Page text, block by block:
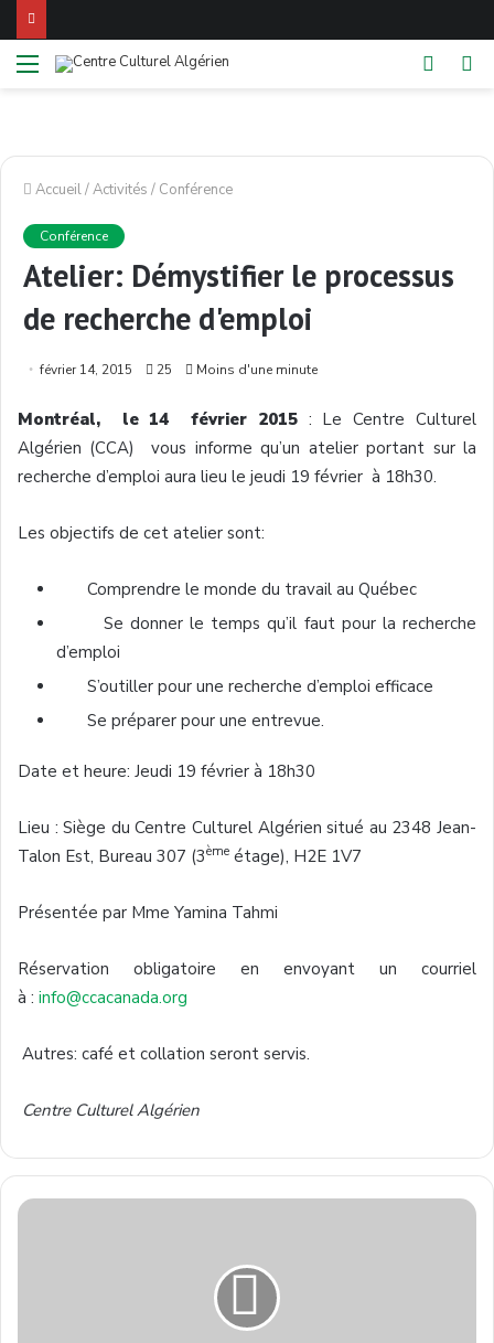
Menu
Switch
Accueil/Activités / Conférence
Conférence
Atelier: Démystifier le processus
de recherche d'emploi
février 14, 2015 25 Moins d'une minute
Montréal, le 14 février 2015: Le Centre Culturel
Algérien (CCA) vous informe qu’un atelier portant sur la
recherche d’emploi aura lieu le jeudi 19 février à 18h30.
Les objectifs de cet atelier sont:
Comprendre le monde du travail au Québec
Se donner le temps qu’il faut pour la recherche
d’emploi
S’outiller pour une recherche d’emploi efficace
Se préparer pour une entrevue.
Date et heure: Jeudi 19 février à 18h30
Lieu : Siège du Centre Culturel Algérien situé au 2348 Jean-
Talon Est, Bureau 307 (3ème étage), H2E 1V7
Présentée par Mme Yamina Tahmi
Réservation obligatoire en envoyant un courriel
à : info@ccacanada.org
Autres: café et collation seront servis.
Centre Culturel Algérien